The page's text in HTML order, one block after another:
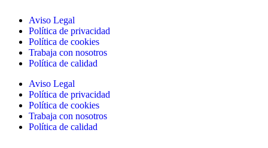
Aviso Legal
Política de privacidad
Política de cookies
Trabaja con nosotros
Política de calidad
Aviso Legal
Política de privacidad
Política de cookies
Trabaja con nosotros
Política de calidad